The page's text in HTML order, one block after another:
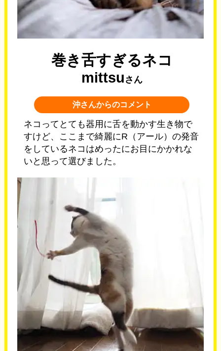
巻き舌すぎるネコ
mittsu さん
沖さんからのコメント
ネコってとても器用に舌を動かす生き物で
すけど、ここまで綺麗にR（アール）の発音
をしているネコはめったにお目にかかれな
いと思って選びました。